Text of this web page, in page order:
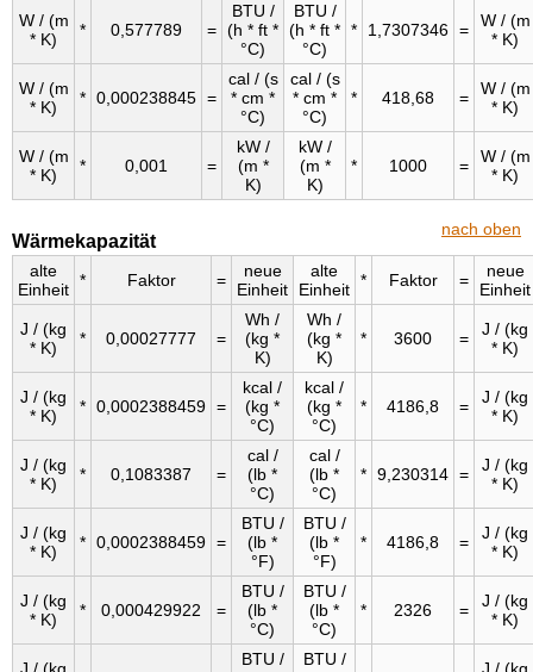
W / (m
* K)
* 0,577789 =
BTU /
(h * ft *
°C)
BTU /
(h * ft *
°C)
* 1,7307346 =
W / (m
* K)
W / (m
* K)
* 0,000238845 =
cal / (s
* cm *
°C)
cal / (s
* cm *
°C)
* 418,68 =
W / (m
* K)
W / (m
* K)
* 0,001 =
kW /
(m *
K)
kW /
(m *
K)
* 1000 =
W / (m
* K)
nach oben
Wärmekapazität
alte
Einheit * Faktor =
neue
Einheit
alte
Einheit * Faktor =
neue
Einheit
J / (kg
* K)
* 0,00027777 =
Wh /
(kg *
K)
Wh /
(kg *
K)
* 3600 =
J / (kg
* K)
J / (kg
* K)
* 0,0002388459 =
kcal /
(kg *
°C)
kcal /
(kg *
°C)
* 4186,8 =
J / (kg
* K)
J / (kg
* K)
* 0,1083387 =
cal /
(lb *
°C)
cal /
(lb *
°C)
* 9,230314 =
J / (kg
* K)
J / (kg
* K)
* 0,0002388459 =
BTU /
(lb *
°F)
BTU /
(lb *
°F)
* 4186,8 =
J / (kg
* K)
J / (kg
* K)
* 0,000429922 =
BTU /
(lb *
°C)
BTU /
(lb *
°C)
* 2326 =
J / (kg
* K)
BTU /
BTU /